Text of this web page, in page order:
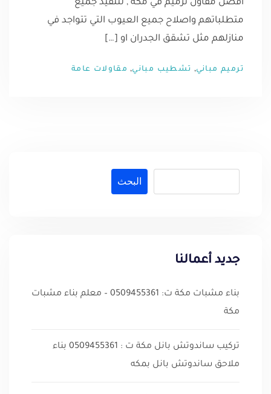
افضل مقاول ترميم في مكة , لتنفيذ جميع
متطلباتهم واصلاح جميع العيوب التي تتواجد في
منازلهم مثل تشقق الجدران او […]
ترميم مباني, تشطيب مباني, مقاولات عامة
البحث
جديد أعمالنا
بناء مشبات مكة ت: 0509455361 – معلم بناء مشبات
مكة
تركيب ساندوتش بانل مكة ت : 0509455361 بناء
ملاحق ساندوتش بانل بمكه